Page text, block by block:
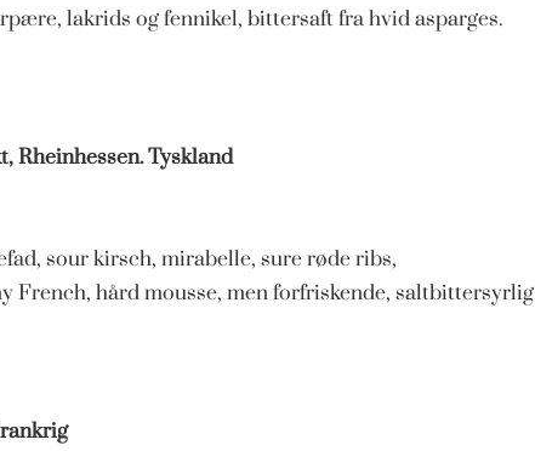
lakrids og fennikel, bittersaft fra hvid asparges.
Rheinhessen. Tyskland
sour kirsch, mirabelle, sure røde ribs,
French, hård mousse, men forfriskende, saltbittersyrlig